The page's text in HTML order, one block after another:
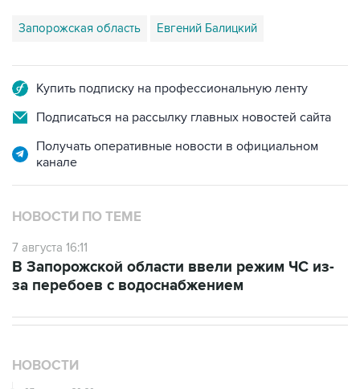
Запорожская область Евгений Балицкий
Купить подписку на профессиональную ленту
Подписаться на рассылку главных новостей сайта
Получать оперативные новости в официальном
канале
НОВОСТИ ПО ТЕМЕ
7 августа 16:11
В Запорожской области ввели режим ЧС из-
за перебоев с водоснабжением
НОВОСТИ